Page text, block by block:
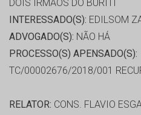
DOIS IRMAOS DO BURITI
INTERESSADO(S): EDILSOM
ADVOGADO(S): NÃO HÁ
PROCESSO(S) APENSADO(S):
TC/00002676/2018/001
RELATOR: CONS. FLAVIO